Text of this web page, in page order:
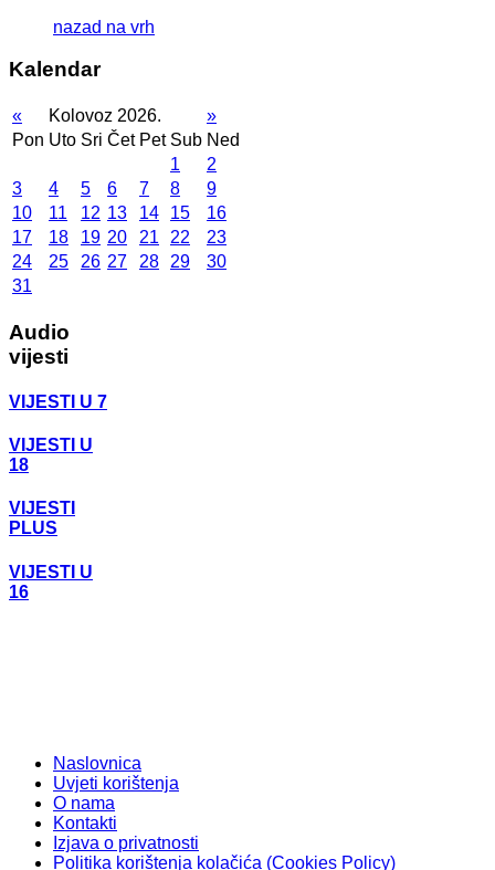
nazad na vrh
Kalendar
« Kolovoz 2026.
»
Pon Uto Sri Čet Pet Sub Ned
1
2
3
4 5 6 7 8
9
10
11 12 13 14 15
16
17
18 19 20 21 22
23
24
25 26 27 28 29
30
31
Audio
vijesti
VIJESTI U 7
VIJESTI U
18
VIJESTI
PLUS
VIJESTI U
16
Naslovnica
Uvjeti korištenja
O nama
Kontakti
Izjava o privatnosti
Politika korištenja kolačića (Cookies Policy)